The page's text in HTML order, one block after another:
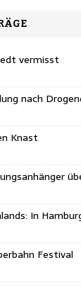
vermisst
nach
Knast
In
Festival